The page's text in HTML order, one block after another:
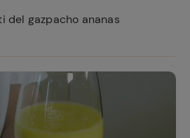
del gazpacho ananas